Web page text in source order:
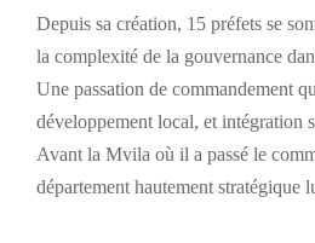
Depuis sa création, 15 préfets se
la complexité de la gouvernance
Une passation de commandement
développement local, et intégration
Avant la Mvila où il a passé le
département hautement stratégique